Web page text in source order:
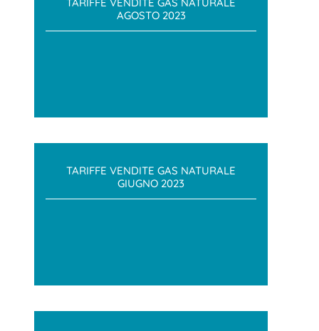
AGOSTO 2023
TARIFFE VENDITE GAS NATURALE
GIUGNO 2023